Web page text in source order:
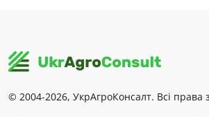
© 2004-2026, УкрАгроКонсалт. Всі права